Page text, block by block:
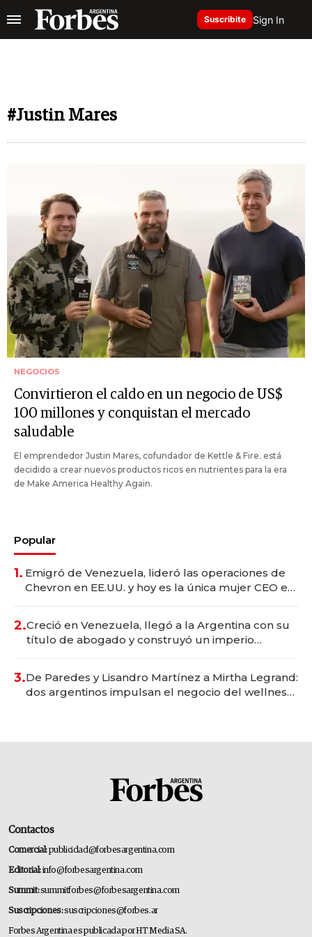
Suscribite Sign In
#Justin Mares
NEGOCIOS
Convirtieron el caldo en un negocio de US$
100 millones y conquistan el mercado
saludable
El emprendedor Justin Mares, cofundador de Kettle & Fire. está
decidido a crear nuevos productos ricos en nutrientes para la era
de Make America Healthy Again.
Popular
1. Emigró de Venezuela, lideró las operaciones de
Chevron en EE.UU. y hoy es la única mujer CEO en
2.Creció en Venezuela, llegó a la Argentina con su
título de abogado y construyó un imperio
3.De Paredes y Lisandro Martínez a Mirtha Legrand:
dos argentinos impulsan el negocio del wellness
Contactos
Comercial:publicidad@forbesargentina.com
Editorial:info@forbesargentina.com
Summit:summitforbes@forbesargentina.com
Suscripciones:suscripciones@forbes.ar
Forbes Argentina es publicada por HT Media SA.